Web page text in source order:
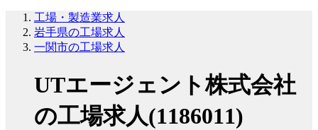
工場・製造業求人
岩手県の工場求人
一関市の工場求人
UTエージェント株式会社
の工場求人(1186011)